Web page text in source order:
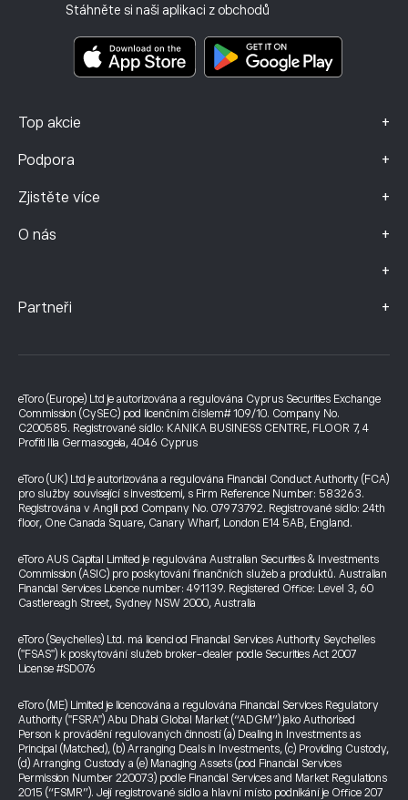
Stáhněte si naši aplikaci z obchodů
Top akcie +
Podpora +
Zjistěte více +
O nás +
+
Dokumenty s klíčovými informacemi
Údaje o stížnostech (klienti FCA)
Partneři +
Investiční pojištění
eToro (Europe) Ltd je autorizována a regulována Cyprus Securities Exchange
Commission (CySEC) pod licenčním číslem# 109/10. Company No.
C200585. Registrované sídlo: KANIKA BUSINESS CENTRE, FLOOR 7, 4
Profiti Ilia Germasogeia, 4046 Cyprus
eToro (UK) Ltd je autorizována a regulována Financial Conduct Authority (FCA)
pro služby související s investicemi, s Firm Reference Number: 583263.
Registrována v Anglii pod Company No. 07973792. Registrované sídlo: 24th
floor, One Canada Square, Canary Wharf, London E14 5AB, England.
eToro AUS Capital Limited je regulována Australian Securities & Investments
Commission (ASIC) pro poskytování finančních služeb a produktů. Australian
Financial Services Licence number: 491139. Registered Office: Level 3, 60
Castlereagh Street, Sydney NSW 2000, Australia
eToro (Seychelles) Ltd. má licenci od Financial Services Authority Seychelles
("FSAS") k poskytování služeb broker-dealer podle Securities Act 2007
License #SD076
eToro (ME) Limited je licencována a regulována Financial Services Regulatory
Authority ("FSRA") Abu Dhabi Global Market (“ADGM”) jako Authorised
Person k provádění regulovaných činností (a) Dealing in Investments as
Principal (Matched), (b) Arranging Deals in Investments, (c) Providing Custody,
(d) Arranging Custody a (e) Managing Assets (pod Financial Services
Permission Number 220073) podle Financial Services and Market Regulations
2015 (“FSMR”). Její registrované sídlo a hlavní místo podnikání je Office 207